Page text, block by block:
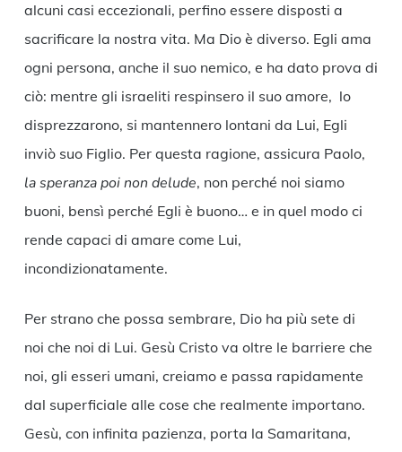
alcuni casi eccezionali, perfino essere disposti a
sacrificare la nostra vita. Ma Dio è diverso. Egli ama
ogni persona, anche il suo nemico, e ha dato prova di
ciò: mentre gli israeliti respinsero il suo amore, lo
disprezzarono, si mantennero lontani da Lui, Egli
inviò suo Figlio. Per questa ragione, assicura Paolo,
la speranza poi non delude, non perché noi siamo
buoni, bensì perché Egli è buono… e in quel modo ci
rende capaci di amare come Lui,
incondizionatamente.
Per strano che possa sembrare, Dio ha più sete di
noi che noi di Lui. Gesù Cristo va oltre le barriere che
noi, gli esseri umani, creiamo e passa rapidamente
dal superficiale alle cose che realmente importano.
Gesù, con infinita pazienza, porta la Samaritana,